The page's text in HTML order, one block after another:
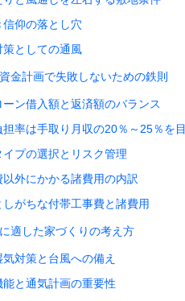
信仰の落とし穴
策としての通風
金計画で失敗しないための鉄則
ーン借入額と返済額のバランス
担率は手取り月収の20％～25％を
イプの選択とリスク管理
以外にかかる諸費用の内訳
しがちな付帯工事費と諸費用
適した家づくりの考え方
対策と台風への備え
能と通気計画の重要性